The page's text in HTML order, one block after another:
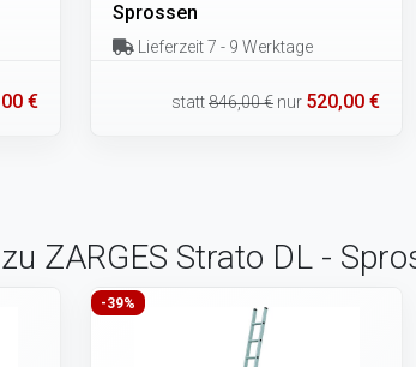
€
Sprossen
Lieferzeit 7 - 9 Werktage
statt846,00 € nur 520,00 €
ZARGES Strato DL -
-39%